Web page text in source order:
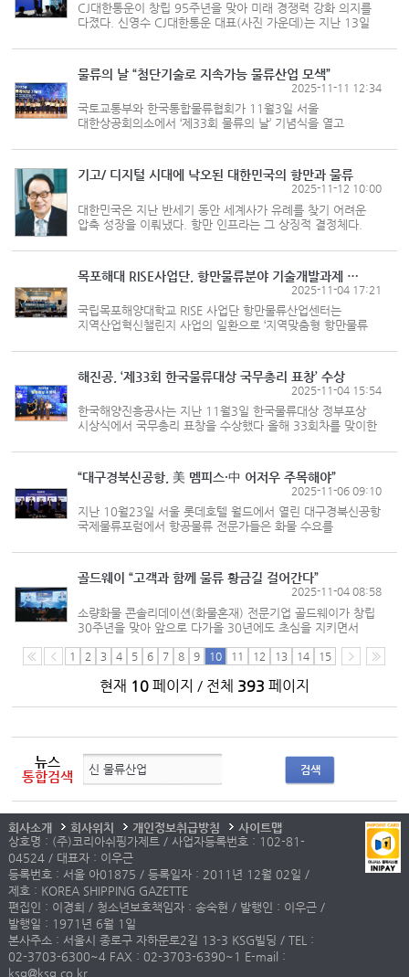
CJ대한통운이 창립 95주년을 맞아 미래 경쟁력 강화 의지를
다졌다. 신영수 CJ대한통운 대표(사진 가운데)는 지난 13일
혁신에 도전하고 글로벌 시장에서 경쟁력을 입증하자”고
말했다. 행사에는...
물류의 날 “첨단기술로 지속가능 물류산업 모색”
2025-11-11 12:34
국토교통부와 한국통합물류협회가 11월3일 서울
대한상공회의소에서 ‘제33회 물류의 날’ 기념식을 열고
국토교통부 제2차관, 맹성규 국회 국토교통위원장 등 주요
인사와 신영수 한국통합물류협회장을 비...
기고/ 디지털 시대에 낙오된 대한민국의 항만과 물류
2025-11-12 10:00
대한민국은 지난 반세기 동안 세계사가 유례를 찾기 어려운
압축 성장을 이뤄냈다. 항만 인프라는 그 상징적 결정체다.
우리는 촘촘하고 정교한 항만 네트워크를 구축했다. 무역항·
연안항·어항...
목포해대 RISE사업단, 항만물류분야 기술개발과제 성과 공유
2025-11-04 17:21
국립목포해양대학교 RISE 사업단 항만물류산업센터는
지역산업혁신챌린지 사업의 일환으로 ‘지역맞춤형 항만물류
10월31일까지 양일간 전남 여수 히든베이호텔에서 가졌다고
밝혔다. 이번 워크숍은 전남...
해진공, ‘제33회 한국물류대상 국무총리 표창’ 수상
2025-11-04 15:54
한국해양진흥공사는 지난 11월3일 한국물류대상 정부포상
시상식에서 국무총리 표창을 수상했다 올해 33회차를 맞이한
물류산업 발전에 공헌한 물류 분야 종사자들에게 주어지는
국내 물류 분야 최...
“대구경북신공항, 美 멤피스·中 어저우 주목해야”
2025-11-06 09:10
지난 10월23일 서울 롯데호텔 월드에서 열린 대구경북신공항
국제물류포럼에서 항공물류 전문가들은 화물 수요를
들어올 만한 시설과 지원책을 갖춰야 한다고 한목소리를 냈다.
해외 공항 사례를 벤...
골드웨이 “고객과 함께 물류 황금길 걸어간다”
2025-11-04 08:58
소량화물 콘솔리데이션(화물혼재) 전문기업 골드웨이가 창립
30주년을 맞아 앞으로 다가올 30년에도 초심을 지키면서
골드웨이는 지난 10월24일 서울시 용산구에 위치한
1 2 3 4 5 6 7 8 9 10 11 12 13 14 15
현재 10페이지 / 전체 393 페이지
뉴스
통합검색
검색
회사소개 회사위치 개인정보취급방침
사이트맵
상호명 : (주)코리아쉬핑가제트 / 사업자등록번호 : 102-81-
04524 / 대표자 : 이우근
등록번호 : 서울 아01875 / 등록일자 : 2011년 12월 02일 /
제호 : KOREA SHIPPING GAZETTE
편집인 : 이경희 / 청소년보호책임자 : 송숙현 / 발행인 : 이우근 /
발행일 : 1971년 6월 1일
본사주소 : 서울시 종로구 자하문로2길 13-3 KSG빌딩 / TEL :
02-3703-6300~4 FAX : 02-3703-6390~1 E-mail :
ksg@ksg.co.kr